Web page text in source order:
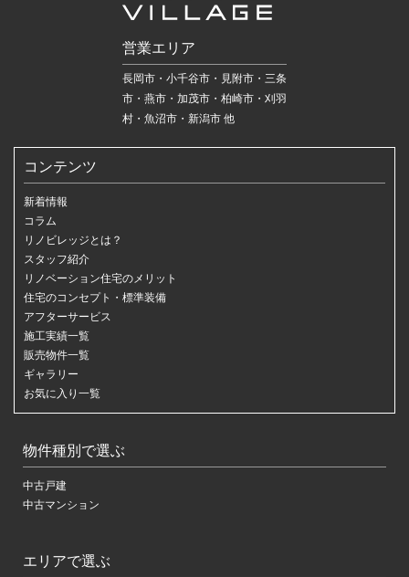
営業エリア
長岡市・小千谷市・見附市・三条
市・燕市・加茂市・柏崎市・刈羽
村・魚沼市・新潟市 他
コンテンツ
新着情報
コラム
リノビレッジとは？
スタッフ紹介
リノベーション住宅のメリット
住宅のコンセプト・標準装備
アフターサービス
施工実績一覧
販売物件一覧
ギャラリー
お気に入り一覧
物件種別で選ぶ
中古戸建
中古マンション
エリアで選ぶ